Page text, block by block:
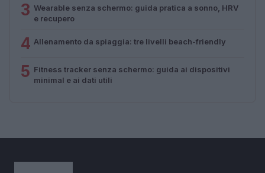
3 Wearable senza schermo: guida pratica a sonno, HRV
e recupero
4 Allenamento da spiaggia: tre livelli beach-friendly
5 Fitness tracker senza schermo: guida ai dispositivi
minimal e ai dati utili